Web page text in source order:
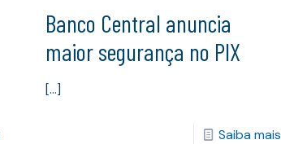
Banco Central anuncia
maior segurança no PIX
[…]
Saiba mais